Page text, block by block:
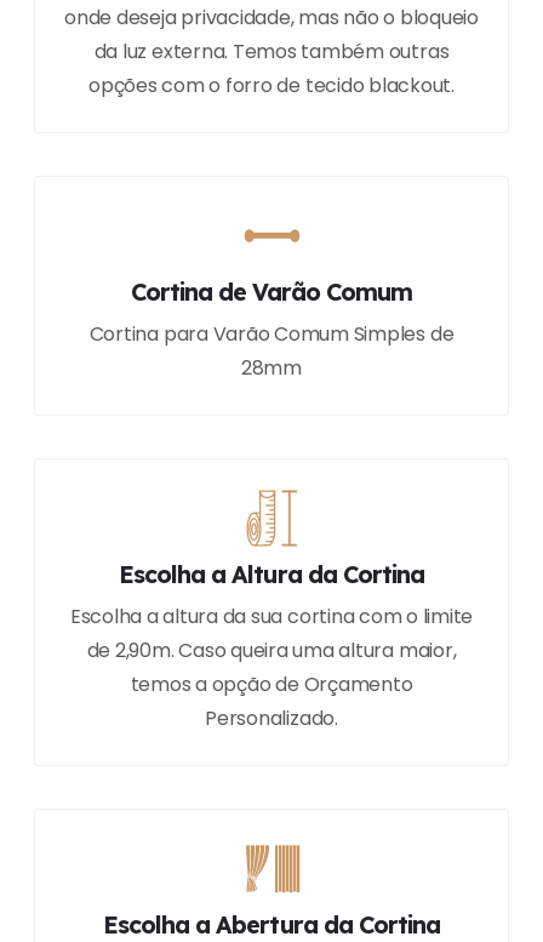
onde deseja privacidade, mas não o bloqueio
da luz externa. Temos também outras
opções com o forro de tecido blackout.
Cortina de Varão Comum
Cortina para Varão Comum Simples de
28mm
Escolha a Altura da Cortina
Escolha a altura da sua cortina com o limite
de 2,90m. Caso queira uma altura maior,
temos a opção de Orçamento
Personalizado.
Escolha a Abertura da Cortina